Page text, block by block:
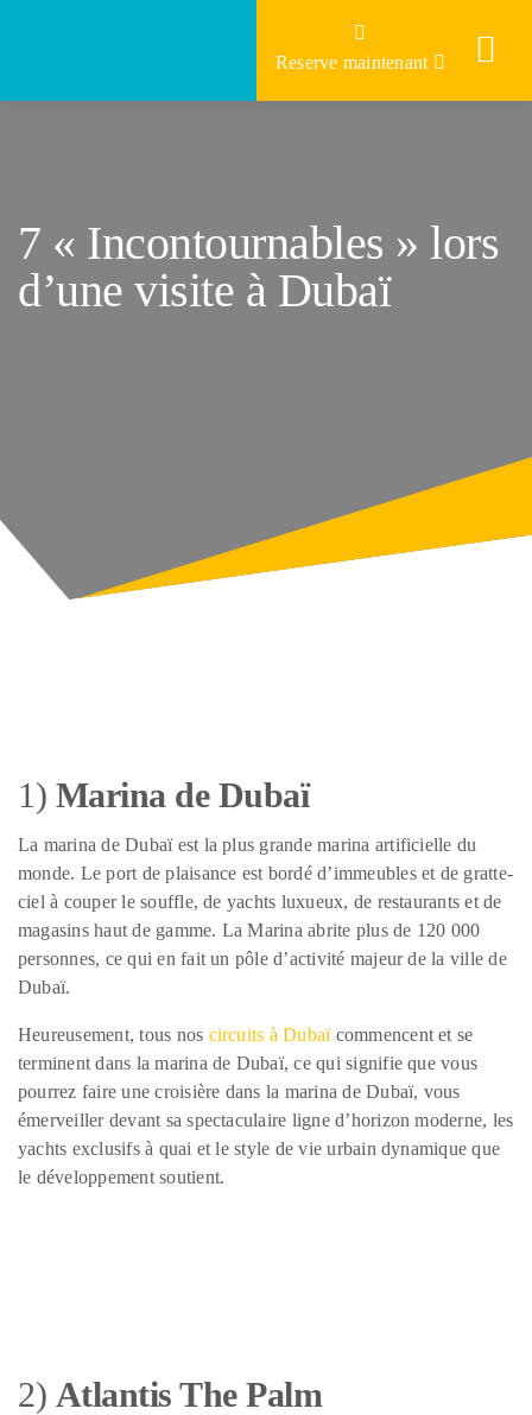
Reserve maintenant
7 « Incontournables » lors
d’une visite à Dubaï
1) Marina de Dubaï
La marina de Dubaï est la plus grande marina artificielle du
monde. Le port de plaisance est bordé d’immeubles et de gratte-
ciel à couper le souffle, de yachts luxueux, de restaurants et de
magasins haut de gamme. La Marina abrite plus de 120 000
personnes, ce qui en fait un pôle d’activité majeur de la ville de
Dubaï.
Heureusement, tous nos circuits à Dubaïcommencent et se
terminent dans la marina de Dubaï, ce qui signifie que vous
pourrez faire une croisière dans la marina de Dubaï, vous
émerveiller devant sa spectaculaire ligne d’horizon moderne, les
yachts exclusifs à quai et le style de vie urbain dynamique que
le développement soutient.
2) Atlantis The Palm